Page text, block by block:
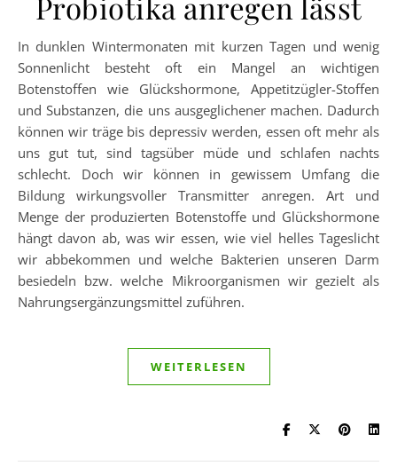
In dunklen Wintermonaten mit kurzen Tagen und wenig
Sonnenlicht besteht oft ein Mangel an wichtigen
Botenstoffen wie Glückshormone, Appetitzügler-Stoffen
und Substanzen, die uns ausgeglichener machen. Dadurch
können wir träge bis depressiv werden, essen oft mehr als
uns gut tut, sind tagsüber müde und schlafen nachts
schlecht. Doch wir können in gewissem Umfang die
Bildung wirkungsvoller Transmitter anregen. Art und
Menge der produzierten Botenstoffe und Glückshormone
hängt davon ab, was wir essen, wie viel helles Tageslicht
wir abbekommen und welche Bakterien unseren Darm
besiedeln bzw. welche Mikroorganismen wir gezielt als
Nahrungsergänzungsmittel zuführen.
WEITERLESEN